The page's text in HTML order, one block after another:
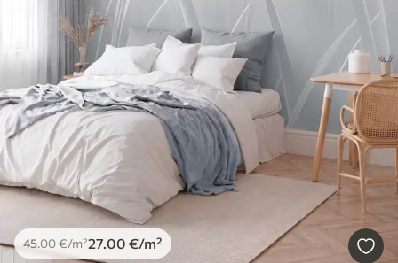
45.00€/m²27.00 €/m²